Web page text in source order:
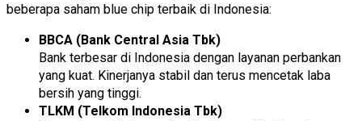
beberapa saham blue chip terbaik di Indonesia:
BBCA (Bank Central Asia Tbk)
Bank terbesar di Indonesia dengan layanan perbankan
yang kuat. Kinerjanya stabil dan terus mencetak laba
bersih yang tinggi.
TLKM (Telkom Indonesia Tbk)